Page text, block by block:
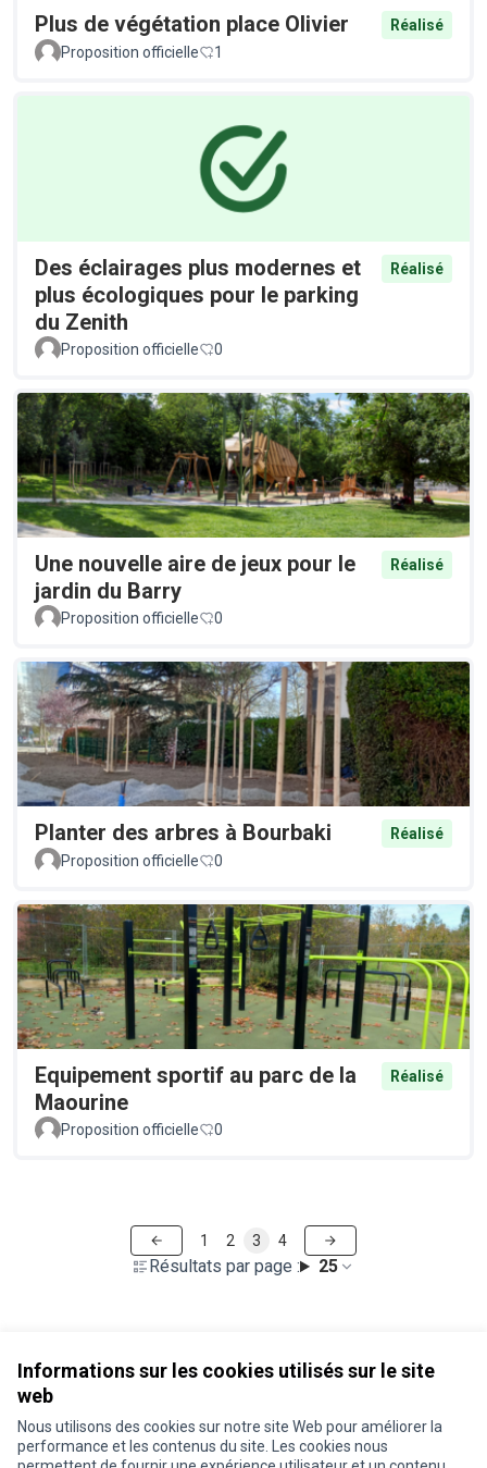
Informations sur les cookies utilisés sur le site
web
Nous utilisons des cookies sur notre site Web pour améliorer la
performance et les contenus du site. Les cookies nous
Plus de végétation place Olivier
Réalisé
Proposition officielle
1
Des éclairages plus modernes et
plus écologiques pour le parking
du Zenith
Réalisé
Proposition officielle 0
Une nouvelle aire de jeux pour le
jardin du Barry
Réalisé
Proposition officielle 0
Planter des arbres à Bourbaki
Réalisé
Proposition officielle
0
Equipement sportif au parc de la
Maourine
Réalisé
Proposition officielle 0
Résultats par page : 25
1 2 3 4
Conditions d'utilisation
Paramètres des cookies